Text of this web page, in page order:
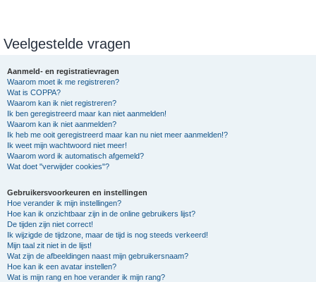
Veelgestelde vragen
Aanmeld- en registratievragen
Waarom moet ik me registreren?
Wat is COPPA?
Waarom kan ik niet registreren?
Ik ben geregistreerd maar kan niet aanmelden!
Waarom kan ik niet aanmelden?
Ik heb me ooit geregistreerd maar kan nu niet meer aanmelden!?
Ik weet mijn wachtwoord niet meer!
Waarom word ik automatisch afgemeld?
Wat doet "verwijder cookies"?
Gebruikersvoorkeuren en instellingen
Hoe verander ik mijn instellingen?
Hoe kan ik onzichtbaar zijn in de online gebruikers lijst?
De tijden zijn niet correct!
Ik wijzigde de tijdzone, maar de tijd is nog steeds verkeerd!
Mijn taal zit niet in de lijst!
Wat zijn de afbeeldingen naast mijn gebruikersnaam?
Hoe kan ik een avatar instellen?
Wat is mijn rang en hoe verander ik mijn rang?